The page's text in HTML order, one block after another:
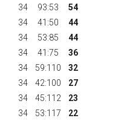
34 93:53
54
34 41:50
44
34 53:85
44
34 41:75
36
34 59:110
32
34 42:100
27
34 45:112
23
34 53:117
22